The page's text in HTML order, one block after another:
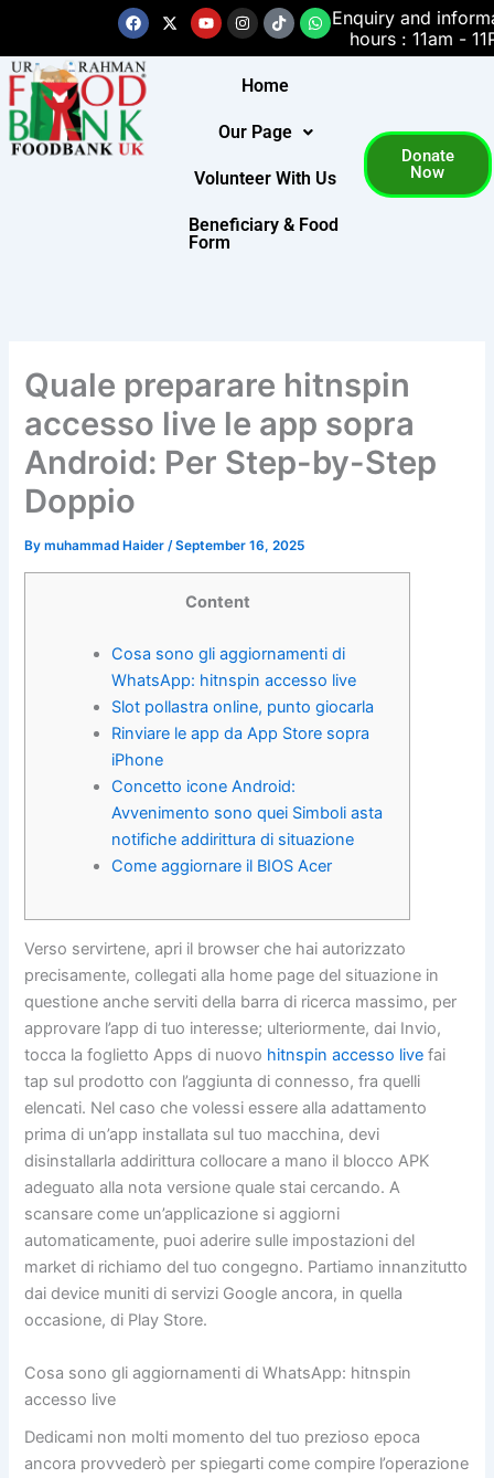
content
Facebook
X-
twitter
YoutubeInstagram
TiktokWhatsapp
Enquiry and
hours : 11am -
Home
Our Page
Volunteer With Us
Beneficiary & Food
Form
Donate
Now
Quale preparare hitnspin
accesso live le app sopra
Android: Per Step-by-Step
Doppio
Bymuhammad Haider/September 16, 2025
Content
Cosa sono gli aggiornamenti di
WhatsApp: hitnspin accesso live
Slot pollastra online, punto giocarla
Rinviare le app da App Store sopra
iPhone
Concetto icone Android:
Avvenimento sono quei Simboli asta
notifiche addirittura di situazione
Come aggiornare il BIOS Acer
Verso servirtene, apri il browser che hai autorizzato
precisamente, collegati alla home page del situazione in
questione anche serviti della barra di ricerca massimo, per
approvare l’app di tuo interesse; ulteriormente, dai Invio,
tocca la foglietto Apps di nuovo hitnspin accesso live fai
tap sul prodotto con l’aggiunta di connesso, fra quelli
elencati. Nel caso che volessi essere alla adattamento
prima di un’app installata sul tuo macchina, devi
disinstallarla addirittura collocare a mano il blocco APK
adeguato alla nota versione quale stai cercando. A
scansare come un’applicazione si aggiorni
automaticamente, puoi aderire sulle impostazioni del
market di richiamo del tuo congegno. Partiamo innanzitutto
dai device muniti di servizi Google ancora, in quella
occasione, di Play Store.
Cosa sono gli aggiornamenti di WhatsApp: hitnspin
accesso live
Dedicami non molti momento del tuo prezioso epoca
ancora provvederò per spiegarti come compire l’operazione